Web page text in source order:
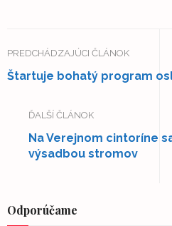
PREDCHÁDZAJÚCI ČLÁNOK
Štartuje bohatý program
ĎALŠÍ ČLÁNOK
Na Verejnom cintoríne
výsadbou stromov
Odporúčame